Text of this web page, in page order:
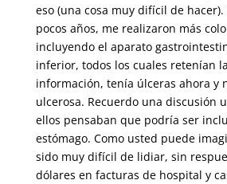
eso (una cosa muy difícil de
pocos años, me realizaron más
incluyendo el aparato
inferior, todos los cuales retenían
información, tenía úlceras ahora y
ulcerosa. Recuerdo una discusión
ellos pensaban que podría ser
estómago. Como usted puede
sido muy difícil de lidiar, sin
dólares en facturas de hospital y